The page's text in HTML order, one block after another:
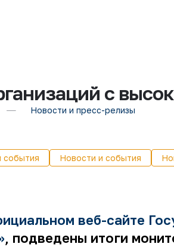
с
Новости и пресс-релизы
события Новости и события
веб-сайте
, подведены итоги